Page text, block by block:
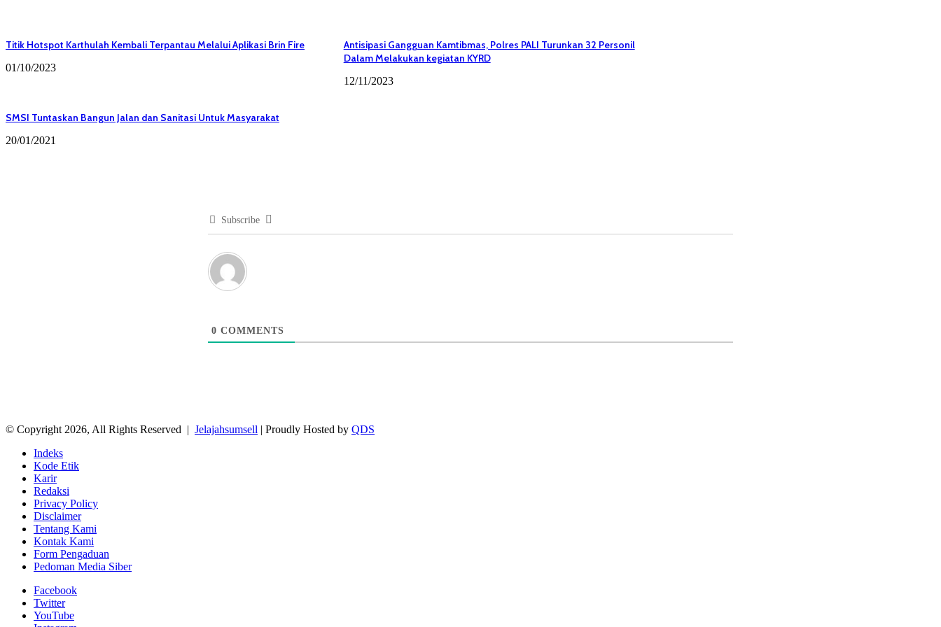
Titik Hotspot Karthulah Kembali Terpantau Melalui Aplikasi Brin Fire
01/10/2023
Antisipasi Gangguan Kamtibmas, Polres PALI Turunkan 32 Personil
Dalam Melakukan kegiatan KYRD
12/11/2023
SMSI Tuntaskan Bangun Jalan dan Sanitasi Untuk Masyarakat
20/01/2021
Subscribe
0 COMMENTS
© Copyright 2026, All Rights Reserved | Jelajahsumsell | Proudly Hosted by QDS
Indeks
Kode Etik
Karir
Redaksi
Privacy Policy
Disclaimer
Tentang Kami
Kontak Kami
Form Pengaduan
Pedoman Media Siber
Facebook
Twitter
YouTube